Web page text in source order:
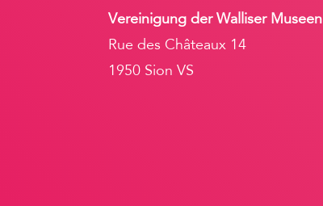
Vereinigung der Walliser Museen
Rue des Châteaux 14
1950 Sion VS